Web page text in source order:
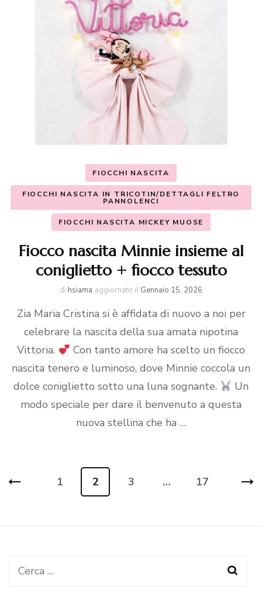
FIOCCHI NASCITA
FIOCCHI NASCITA IN TRICOTIN/DETTAGLI FELTRO
PANNOLENCI
FIOCCHI NASCITA MICKEY MUOSE
Fiocco nascita Minnie insieme al
coniglietto + fiocco tessuto
di hsiama aggiornato il Gennaio 15, 2026
Zia Maria Cristina si è affidata di nuovo a noi per
celebrare la nascita della sua amata nipotina
Vittoria.
Con tanto amore ha scelto un fiocco
nascita tenero e luminoso, dove Minnie coccola un
dolce coniglietto sotto una luna sognante.
Un
modo speciale per dare il benvenuto a questa
nuova stellina che ha …
Pagina
1 Pagina
2 Pagina
3 … Pagina
17
Ricerca